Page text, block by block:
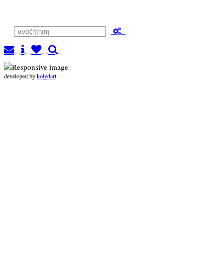
developed bykolydart